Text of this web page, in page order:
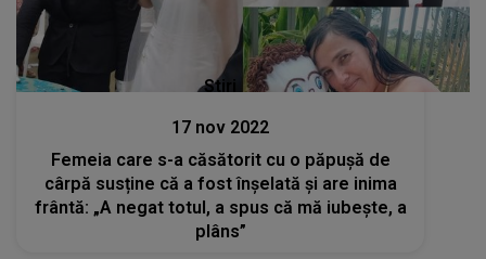
Stiri
17 nov 2022
Femeia care s-a căsătorit cu o păpuşă de
cârpă susține că a fost înșelată și are inima
frântă: „A negat totul, a spus că mă iubește, a
plâns”